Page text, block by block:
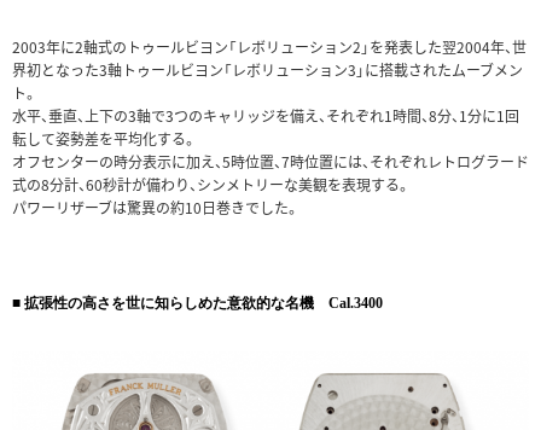
2003年に2軸式のトゥールビヨン「レボリューション2」を発表した翌2004年、世
界初となった3軸トゥールビヨン「レボリューション3」に搭載されたムーブメン
ト。
水平、垂直、上下の3軸で3つのキャリッジを備え、それぞれ1時間、8分、1分に1回
転して姿勢差を平均化する。
オフセンターの時分表示に加え、5時位置、7時位置には、それぞれレトログラード
式の8分計、60秒計が備わり、シンメトリーな美観を表現する。
パワーリザーブは驚異の約10日巻きでした。
■ 拡張性の高さを世に知らしめた意欲的な名機 Cal.3400